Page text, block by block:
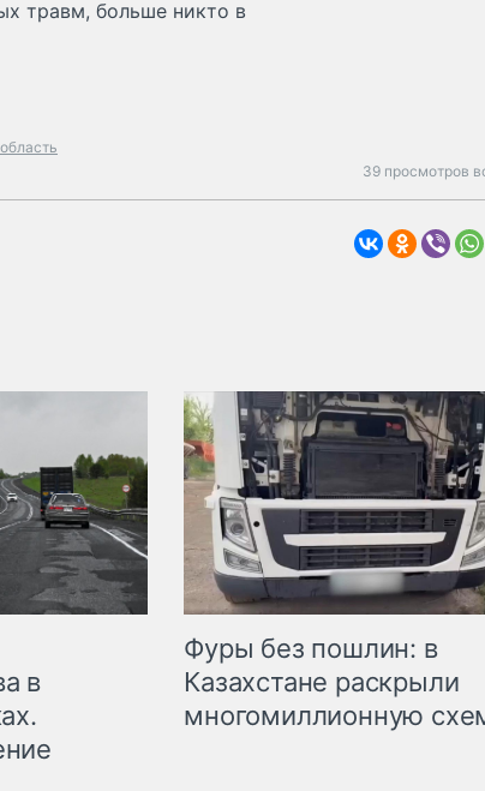
травм, больше никто в
39 просмотров
в
Фуры без пошлин: в
Казахстане раскрыли
многомиллионную